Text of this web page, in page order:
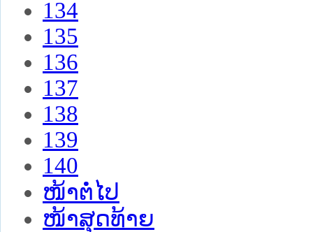
134
135
136
137
138
139
140
ໜ້າຕໍ່ໄປ
ໜ້າສຸດທ້າຍ